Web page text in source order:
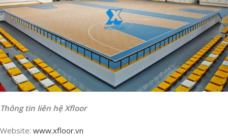
Thông tin liên hệ Xfloor
Website: www.xfloor.vn